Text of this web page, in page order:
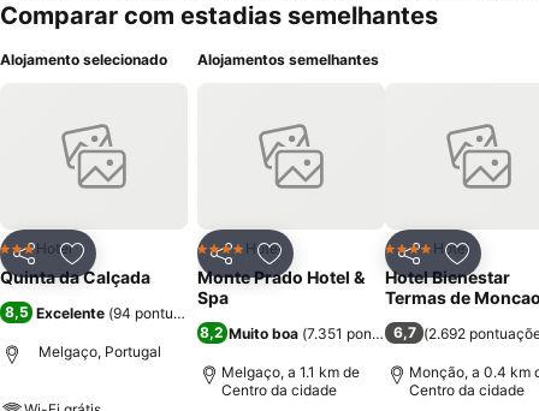
dos dias do ano; - Zona de refeições ao ar livre, em torno de uma
generosas, com largas vistas sobre terras da Galiza; - Capela,
perpétuo em 1711. Está classificada como Imóvel de Interesse
Público. O seu adro é valorizado por um cruzeiro, Monumento
Comparar com estadias semelhantes
Alojamento selecionado
PartilharAdicionar aos favoritos
3 Estrelas
Hotel
Quinta da Calçada
8,5 Excelente (94 pontuações
Melgaço, Portugal
Alojamentos semelhantes
PartilharAdicionar aos favoritos
4 EstrelasHotel
Monte Prado Hotel &
Spa
8,2 Muito boa (7.351 pontuações)
Melgaço, a 1.1 km de
Centro da cidade
Partilhar
4 EstrelasHotel
Hotel Bienestar
Termas de
6,7 (2.692
Monção, a 0.4 km
Centro da cidade